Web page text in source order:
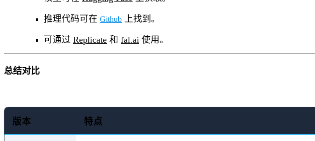
推理代码可在 Github 上找到。
可通过 Replicate 和 fal.ai 使用。
总结对比
版本 特点